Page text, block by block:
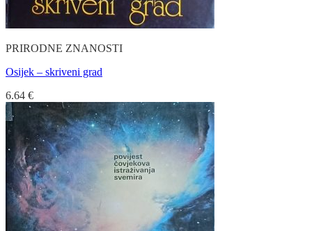
PRIRODNE ZNANOSTI
Osijek – skriveni grad
6.64 €